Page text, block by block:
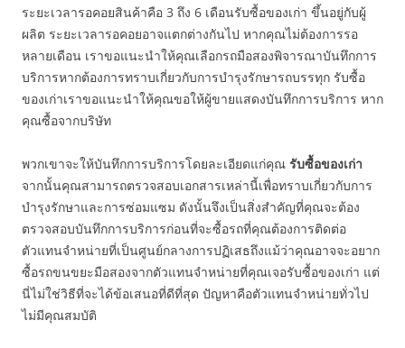
ระยะเวลารอคอยสินค้าคือ 3 ถึง 6 เดือนรับซื้อของเก่า ขึ้นอยู่กับผู้
ผลิต ระยะเวลารอคอยอาจแตกต่างกันไป หากคุณไม่ต้องการรอ
หลายเดือน เราขอแนะนำให้คุณเลือกรถมือสองพิจารณาบันทึกการ
บริการหากต้องการทราบเกี่ยวกับการบำรุงรักษารถบรรทุก รับซื้อ
ของเก่าเราขอแนะนำให้คุณขอให้ผู้ขายแสดงบันทึกการบริการ หาก
คุณซื้อจากบริษัท
พวกเขาจะให้บันทึกการบริการโดยละเอียดแก่คุณ รับซื้อของเก่า
จากนั้นคุณสามารถตรวจสอบเอกสารเหล่านี้เพื่อทราบเกี่ยวกับการ
บำรุงรักษาและการซ่อมแซม ดังนั้นจึงเป็นสิ่งสำคัญที่คุณจะต้อง
ตรวจสอบบันทึกการบริการก่อนที่จะซื้อรถที่คุณต้องการติดต่อ
ตัวแทนจำหน่ายที่เป็นศูนย์กลางการปฏิเสธถึงแม้ว่าคุณอาจจะอยาก
ซื้อรถขนขยะมือสองจากตัวแทนจำหน่ายที่คุณเจอรับซื้อของเก่า แต่
นี่ไม่ใช่วิธีที่จะได้ข้อเสนอที่ดีที่สุด ปัญหาคือตัวแทนจำหน่ายทั่วไป
ไม่มีคุณสมบัติ